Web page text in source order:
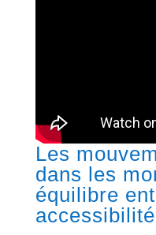
Les
dans les
équilibre
accessibilité